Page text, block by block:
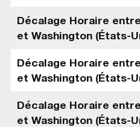
Décalage Horaire
et Washington (États-
Décalage Horaire
et Washington (États-
Décalage Horaire
et Washington (États-